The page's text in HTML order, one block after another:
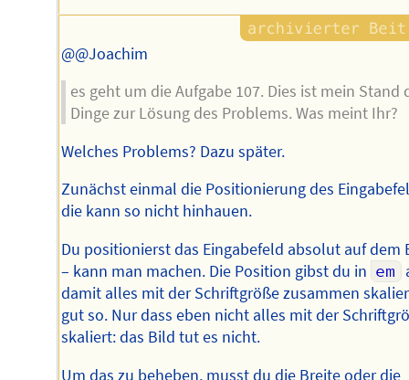
@@Joachim
es geht um die Aufgabe 107. Dies ist mein Stand
Dinge zur Lösung des Problems. Was meint Ihr?
Welches Problems? Dazu später.
Zunächst einmal die Positionierung des
die kann so nicht hinhauen.
Du positionierst das Eingabefeld absolut auf dem
– kann man machen. Die Position gibst du in em
damit alles mit der Schriftgröße zusammen
gut so. Nur dass eben nicht alles mit der
skaliert: das Bild tut es nicht.
Um das zu beheben, musst du die Breite oder die